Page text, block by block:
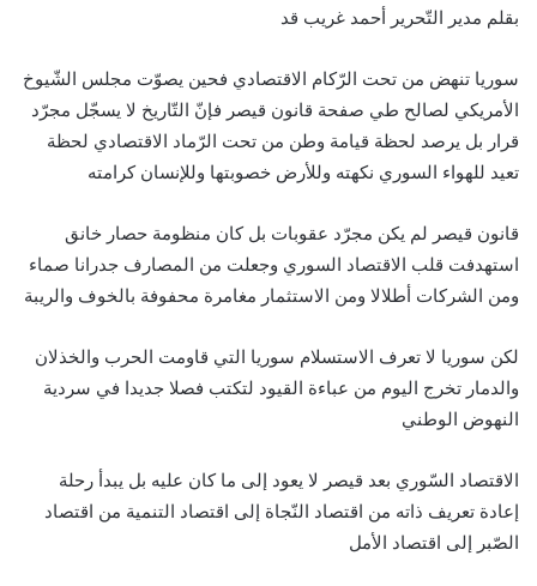
بقلم مدير التّحرير أحمد غريب قد
سوريا تنهض من تحت الرّكام الاقتصادي فحين يصوّت مجلس الشّيوخ
الأمريكي لصالح طي صفحة قانون قيصر فإنّ التّاريخ لا يسجّل مجرّد
قرار بل يرصد لحظة قيامة وطن من تحت الرّماد الاقتصادي لحظة
تعيد للهواء السوري نكهته وللأرض خصوبتها وللإنسان كرامته
قانون قيصر لم يكن مجرّد عقوبات بل كان منظومة حصار خانق
استهدفت قلب الاقتصاد السوري وجعلت من المصارف جدرانا صماء
ومن الشركات أطلالا ومن الاستثمار مغامرة محفوفة بالخوف والريبة
لكن سوريا لا تعرف الاستسلام سوريا التي قاومت الحرب والخذلان
والدمار تخرج اليوم من عباءة القيود لتكتب فصلا جديدا في سردية
النهوض الوطني
الاقتصاد السّوري بعد قيصر لا يعود إلى ما كان عليه بل يبدأ رحلة
إعادة تعريف ذاته من اقتصاد النّجاة إلى اقتصاد التنمية من اقتصاد
الصّبر إلى اقتصاد الأمل